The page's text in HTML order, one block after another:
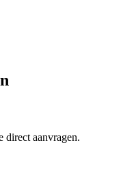
direct aanvragen.